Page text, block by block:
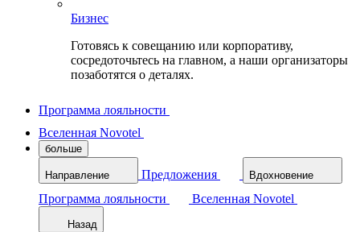
Бизнес
Готовясь к совещанию или корпоративу,
сосредоточьтесь на главном, а наши организаторы
позаботятся о деталях.
Программа лояльности
Вселенная Novotel
больше
Направление Предложения Вдохновение
Программа лояльности Вселенная Novotel
Назад